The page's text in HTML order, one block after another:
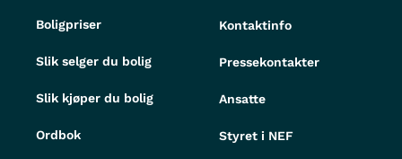
Boligpriser
Slik selger du bolig
Slik kjøper du bolig
Ordbok
Kontaktinfo
Pressekontakter
Ansatte
Styret i NEF